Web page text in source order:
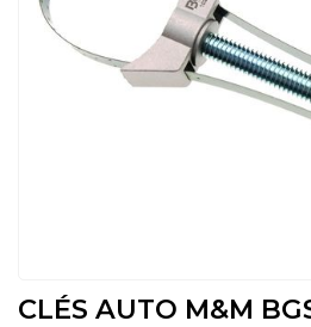
CLÉS AUTO M&M